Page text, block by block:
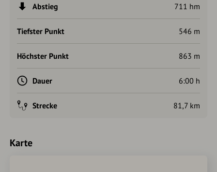
Abstieg 711 hm
Tiefster Punkt 546 m
Höchster Punkt 863 m
Dauer 6:00 h
Strecke 81,7 km
Karte